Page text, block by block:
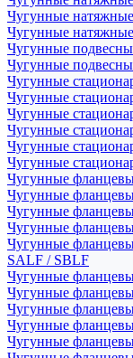
Чугунные
Чугунные
Чугунные
Чугунные
Чугунные
Чугунные
Чугунные
Чугунные
Чугунные
Чугунные
Чугунные
Чугунные
Чугунные
Чугунные
Чугунные
SALF / SBLF
Чугунные
Чугунные
Чугунные
Чугунные
Чугунные